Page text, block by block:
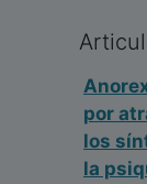
por
los
la